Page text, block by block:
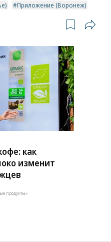
Приложение (Воронеж)
как
изменит
продукты»